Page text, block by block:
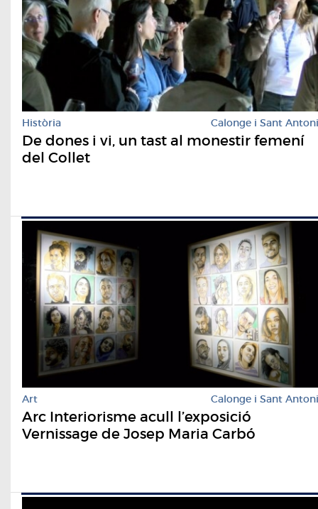
Història Calonge i Sant Antoni
De dones i vi, un tast al monestir femení
del Collet
Art Calonge i Sant Antoni
Arc Interiorisme acull l’exposició
Vernissage de Josep Maria Carbó